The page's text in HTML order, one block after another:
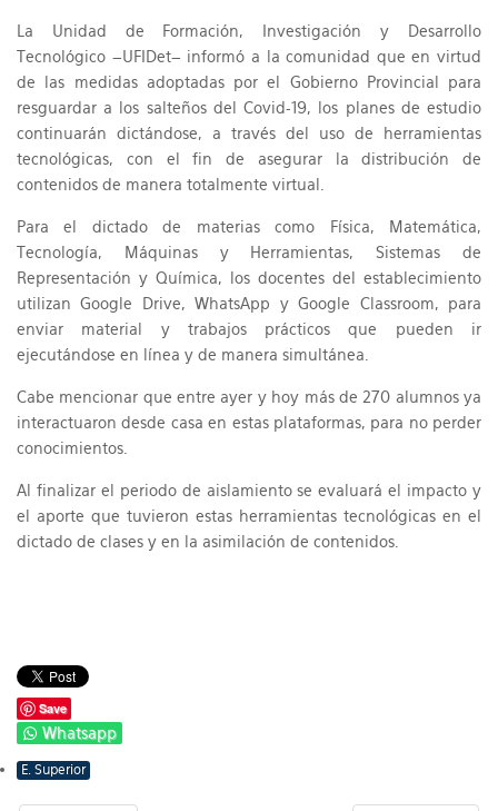
La Unidad de Formación, Investigación y Desarrollo
Tecnológico –UFIDet– informó a la comunidad que en virtud
de las medidas adoptadas por el Gobierno Provincial para
resguardar a los salteños del Covid-19, los planes de estudio
continuarán dictándose, a través del uso de herramientas
tecnológicas, con el fin de asegurar la distribución de
contenidos de manera totalmente virtual.
Para el dictado de materias como Física, Matemática,
Tecnología, Máquinas y Herramientas, Sistemas de
Representación y Química, los docentes del establecimiento
utilizan Google Drive, WhatsApp y Google Classroom, para
enviar material y trabajos prácticos que pueden ir
ejecutándose en línea y de manera simultánea.
Cabe mencionar que entre ayer y hoy más de 270 alumnos ya
interactuaron desde casa en estas plataformas, para no perder
conocimientos.
Al finalizar el periodo de aislamiento se evaluará el impacto y
el aporte que tuvieron estas herramientas tecnológicas en el
dictado de clases y en la asimilación de contenidos.
Save
Whatsapp
E. Superior